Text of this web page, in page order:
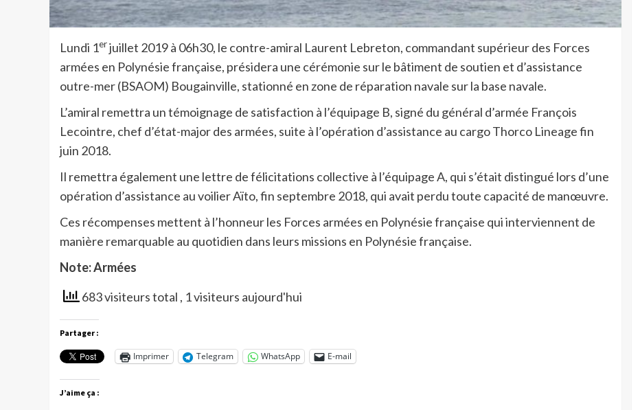
Lundi 1erjuillet 2019 à 06h30, le contre-amiral Laurent Lebreton, commandant supérieur des Forces
armées en Polynésie française, présidera une cérémonie sur le bâtiment de soutien et d’assistance
outre-mer (BSAOM) Bougainville, stationné en zone de réparation navale sur la base navale.
L’amiral remettra un témoignage de satisfaction à l’équipage B, signé du général d’armée François
Lecointre, chef d’état-major des armées, suite à l’opération d’assistance au cargo Thorco Lineage fin
juin 2018.
Il remettra également une lettre de félicitations collective à l’équipage A, qui s’était distingué lors d’une
opération d’assistance au voilier Aïto, fin septembre 2018, qui avait perdu toute capacité de manœuvre.
Ces récompenses mettent à l’honneur les Forces armées en Polynésie française qui interviennent de
manière remarquable au quotidien dans leurs missions en Polynésie française.
Note: Armées
683 visiteurs total , 1 visiteurs aujourd'hui
Partager :
Imprimer Telegram WhatsApp E-mail
J’aime ça :